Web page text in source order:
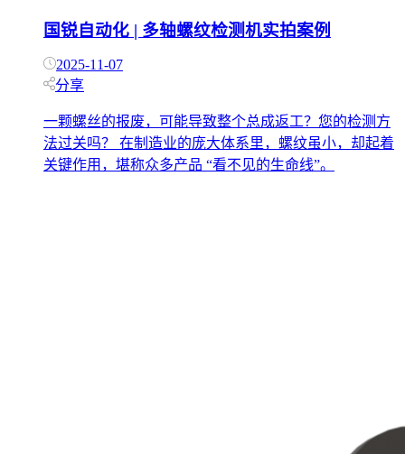
国锐自动化 | 多轴螺纹检测机实拍案例
2025-11-07
分享
一颗螺丝的报废，可能导致整个总成返工？您的检测方
法过关吗？ 在制造业的庞大体系里，螺纹虽小，却起着
关键作用，堪称众多产品 “看不见的生命线”。